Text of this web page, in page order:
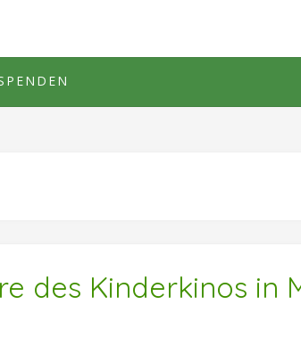
des Kinderkinos in